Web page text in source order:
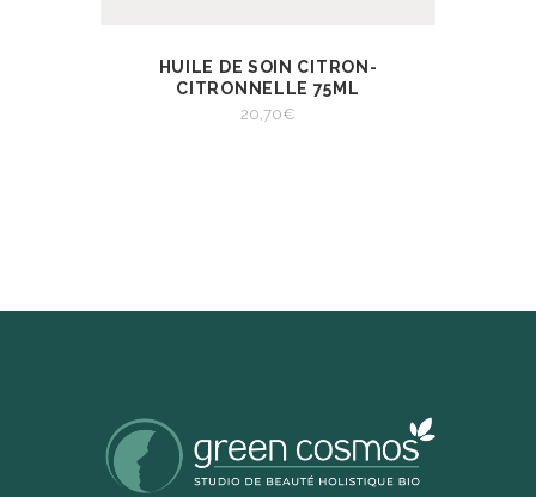
VIEW
AJOUTER AU
HUILE DE SOIN CITRON-
CITRONNELLE 75ML
20,70€